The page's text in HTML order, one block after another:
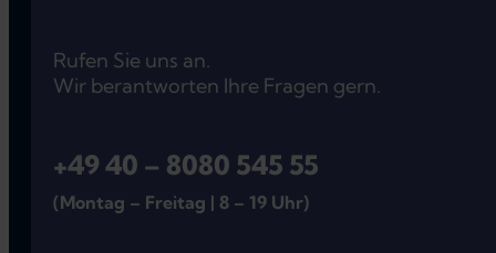
Rufen Sie uns an.
Wir berantworten Ihre Fragen gern.
+49 40 – 8080 545 55
(Montag – Freitag | 8 – 19 Uhr)